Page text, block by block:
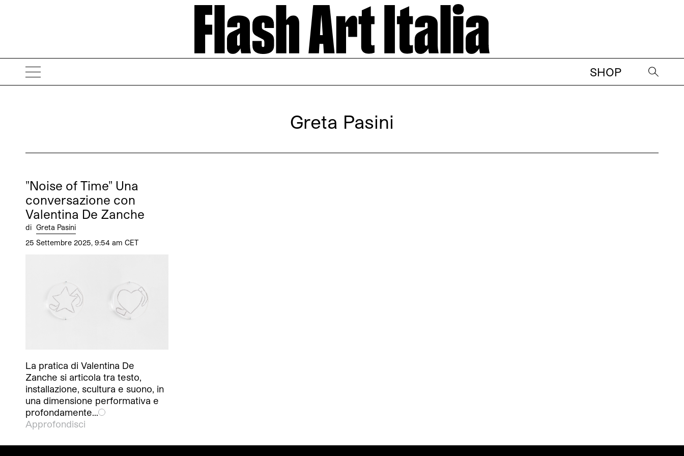
SHOP
Greta Pasini
"Noise of Time" Una
conversazione con
Valentina De Zanche
di Greta Pasini
25 Settembre 2025, 9:54 am CET
La pratica di Valentina De
Zanche si articola tra testo,
installazione, scultura e suono, in
una dimensione performativa e
profondamente…
Approfondisci